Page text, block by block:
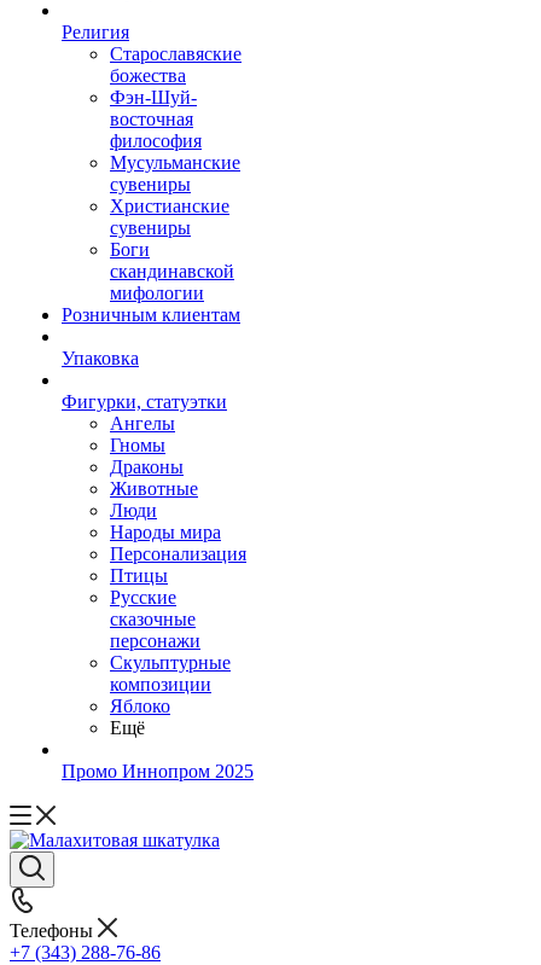
Религия
Старославяские
божества
Фэн-Шуй-
восточная
философия
Мусульманские
сувениры
Христианские
сувениры
Боги
скандинавской
мифологии
Розничным клиентам
Упаковка
Фигурки, статуэтки
Ангелы
Гномы
Драконы
Животные
Люди
Народы мира
Персонализация
Птицы
Русские
сказочные
персонажи
Скульптурные
композиции
Яблоко
Ещё
Промо Иннопром 2025
Телефоны
+7 (343) 288-76-86